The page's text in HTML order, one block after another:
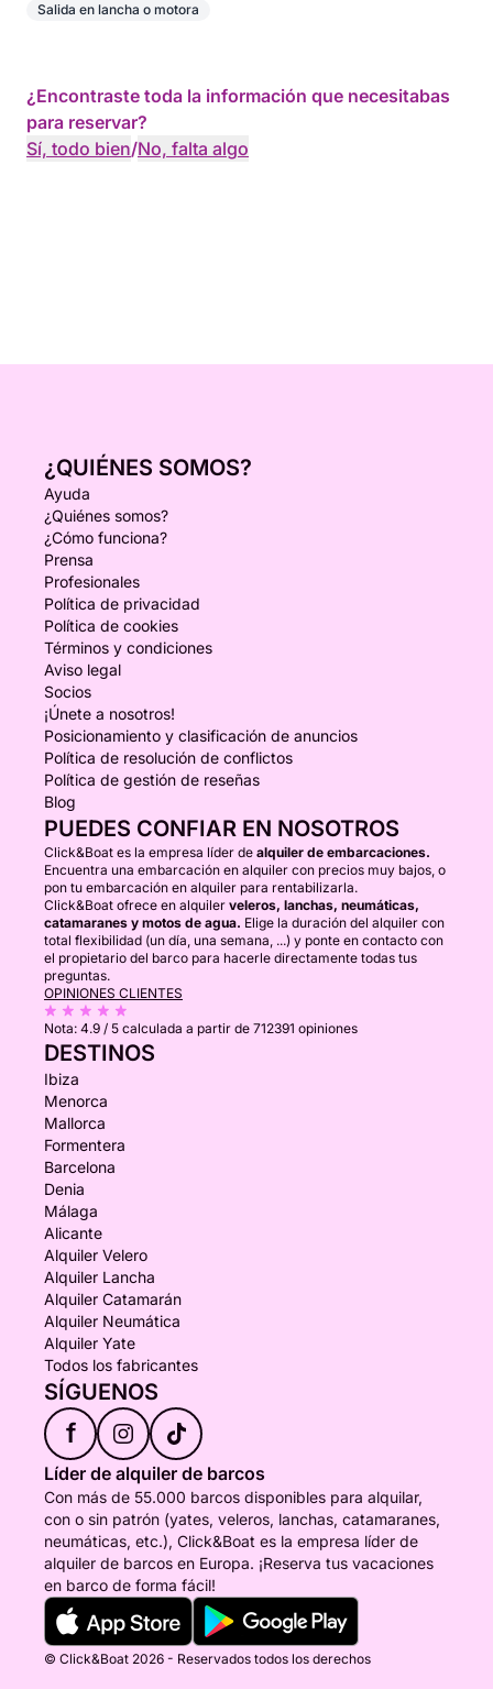
Salida en lancha o motora
¿Encontraste toda la información que necesitabas
para reservar?
Sí, todo bien/No, falta algo
¿QUIÉNES SOMOS?
Ayuda
¿Quiénes somos?
¿Cómo funciona?
Prensa
Profesionales
Política de privacidad
Política de cookies
Términos y condiciones
Aviso legal
Socios
¡Únete a nosotros!
Posicionamiento y clasificación de anuncios
Política de resolución de conflictos
Política de gestión de reseñas
Blog
PUEDES CONFIAR EN NOSOTROS
Click&Boat es la empresa líder de alquiler de embarcaciones.
Encuentra una embarcación en alquiler con precios muy bajos, o
pon tu embarcación en alquiler para rentabilizarla.
Click&Boat ofrece en alquiler veleros, lanchas, neumáticas,
catamaranes y motos de agua. Elige la duración del alquiler con
total flexibilidad (un día, una semana, ...) y ponte en contacto con
el propietario del barco para hacerle directamente todas tus
preguntas.
OPINIONES CLIENTES
Nota: 4.9 / 5 calculada a partir de 712391 opiniones
DESTINOS
Ibiza
Menorca
Mallorca
Formentera
Barcelona
Denia
Málaga
Alicante
Alquiler Velero
Alquiler Lancha
Alquiler Catamarán
Alquiler Neumática
Alquiler Yate
Todos los fabricantes
SÍGUENOS
f
Líder de alquiler de barcos
Con más de 55.000 barcos disponibles para alquilar,
con o sin patrón (yates, veleros, lanchas, catamaranes,
neumáticas, etc.), Click&Boat es la empresa líder de
alquiler de barcos en Europa. ¡Reserva tus vacaciones
en barco de forma fácil!
© Click&Boat 2026 - Reservados todos los derechos